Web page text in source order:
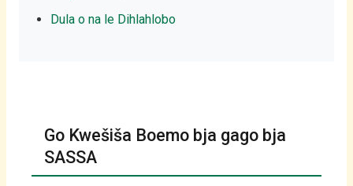
Dula o na le Dihlahlobo
Go Kwešiša Boemo bja gago bja
SASSA